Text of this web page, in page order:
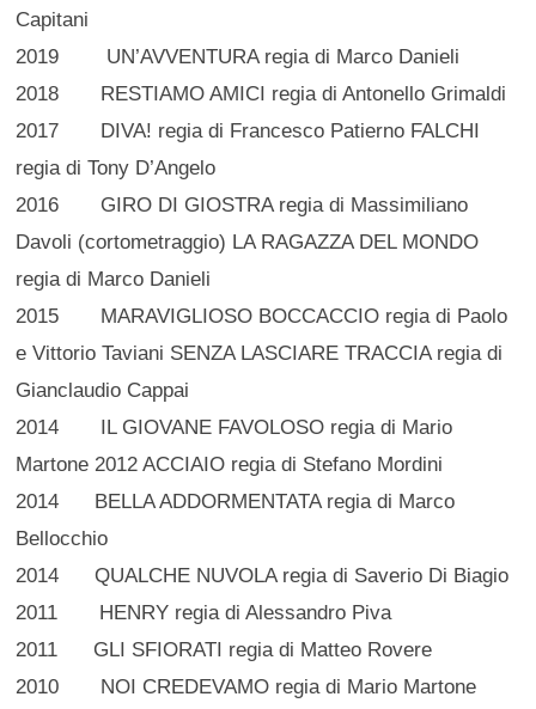
Capitani
2019 UN’AVVENTURA regia di Marco Danieli
2018 RESTIAMO AMICI regia di Antonello Grimaldi
2017 DIVA! regia di Francesco Patierno FALCHI
regia di Tony D’Angelo
2016 GIRO DI GIOSTRA regia di Massimiliano
Davoli (cortometraggio) LA RAGAZZA DEL MONDO
regia di Marco Danieli
2015 MARAVIGLIOSO BOCCACCIO regia di Paolo
e Vittorio Taviani SENZA LASCIARE TRACCIA regia di
Gianclaudio Cappai
2014 IL GIOVANE FAVOLOSO regia di Mario
Martone 2012 ACCIAIO regia di Stefano Mordini
2014 BELLA ADDORMENTATA regia di Marco
Bellocchio
2014 QUALCHE NUVOLA regia di Saverio Di Biagio
2011 HENRY regia di Alessandro Piva
2011 GLI SFIORATI regia di Matteo Rovere
2010 NOI CREDEVAMO regia di Mario Martone